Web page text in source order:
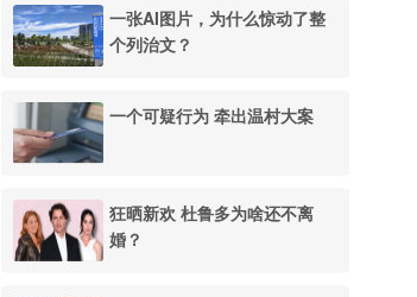
一张AI图片，为什么惊动了整
个列治文？
一个可疑行为 牵出温村大案
狂晒新欢 杜鲁多为啥还不离
婚？